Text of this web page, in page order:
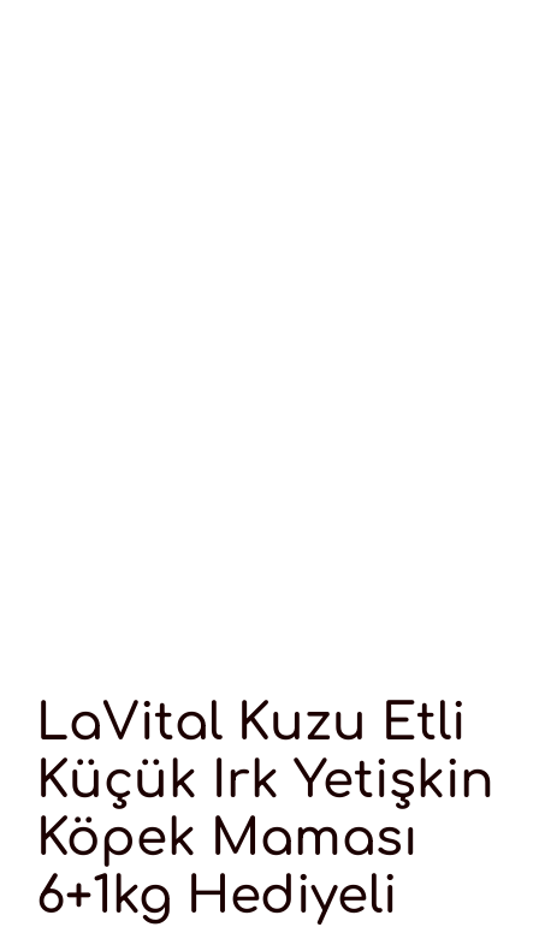
LaVital Kuzu Etli
Küçük Irk Yetişkin
Köpek Maması
6+1kg Hediyeli